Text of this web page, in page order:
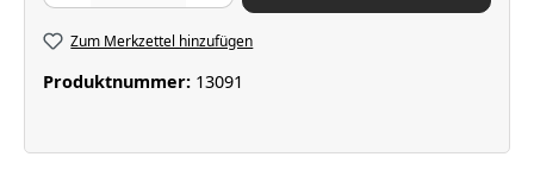
Zum Merkzettel hinzufügen
Produktnummer: 13091